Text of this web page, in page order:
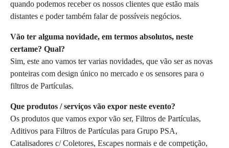
quando podemos receber os nossos clientes que estão mais
distantes e poder também falar de possíveis negócios.
Vão ter alguma novidade, em termos absolutos, neste
certame? Qual?
Sim, este ano vamos ter varias novidades, que vão ser as novas
ponteiras com design único no mercado e os sensores para o
filtros de Partículas.
Que produtos / serviços vão expor neste evento?
Os produtos que vamos expor vão ser, Filtros de Partículas,
Aditivos para Filtros de Partículas para Grupo PSA,
Catalisadores c/ Coletores, Escapes normais e de competição,